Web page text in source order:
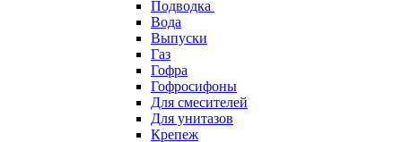
Подводка
Вода
Выпуски
Газ
Гофра
Гофросифоны
Для смесителей
Для унитазов
Крепеж